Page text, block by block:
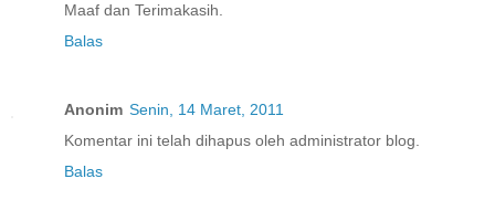
Maaf dan Terimakasih.
Balas
Anonim Senin, 14 Maret, 2011
Komentar ini telah dihapus oleh administrator blog.
Balas